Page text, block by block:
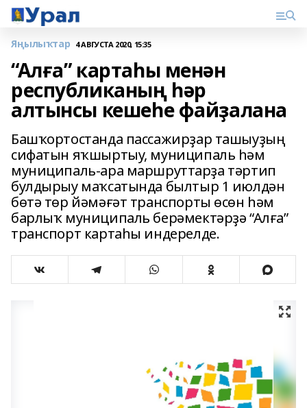
Яңылыҡтар 4 АВГУСТА 2020, 15:35
“Алға” картаһы менән
республиканың һәр
алтынсы кешеһе файҙалана
Башҡортостанда пассажирҙар ташыуҙың
сифатын яҡшыртыу, муниципаль һәм
муниципаль-ара маршруттарҙа тәртип
булдырыу маҡсатында былтыр 1 июлдән
бөтә төр йәмәғәт транспорты өсөн һәм
барлыҡ муниципаль берәмектәрҙә “Алға”
транспорт картаһы индерелде.